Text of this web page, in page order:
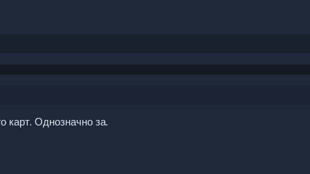
карт. Однозначно за.